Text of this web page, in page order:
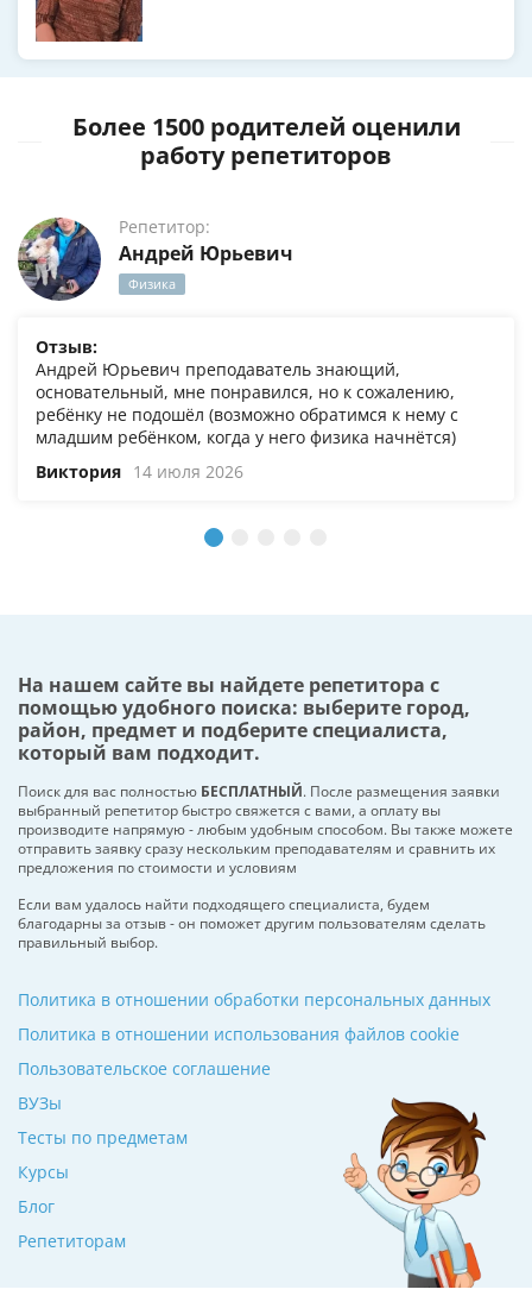
Более 1500 родителей оценили
работу репетиторов
Репетитор:
Андрей Юрьевич
Физика
Отзыв:
Андрей Юрьевич преподаватель знающий,
основательный, мне понравился, но к сожалению,
ребёнку не подошёл (возможно обратимся к нему с
младшим ребёнком, когда у него физика начнётся)
Виктория 14 июля 2026
На нашем сайте вы найдете репетитора с
помощью удобного поиска: выберите город,
район, предмет и подберите специалиста,
который вам подходит.
Поиск для вас полностью БЕСПЛАТНЫЙ. После размещения заявки
выбранный репетитор быстро свяжется с вами, а оплату вы
производите напрямую - любым удобным способом. Вы также можете
отправить заявку сразу нескольким преподавателям и сравнить их
предложения по стоимости и условиям
Если вам удалось найти подходящего специалиста, будем
благодарны за отзыв - он поможет другим пользователям сделать
правильный выбор.
ВУЗы
Тесты по предметам
Курсы
Блог
Репетиторам
Политика в отношении обработки персональных данных
Политика в отношении использования файлов cookie
Пользовательское соглашение